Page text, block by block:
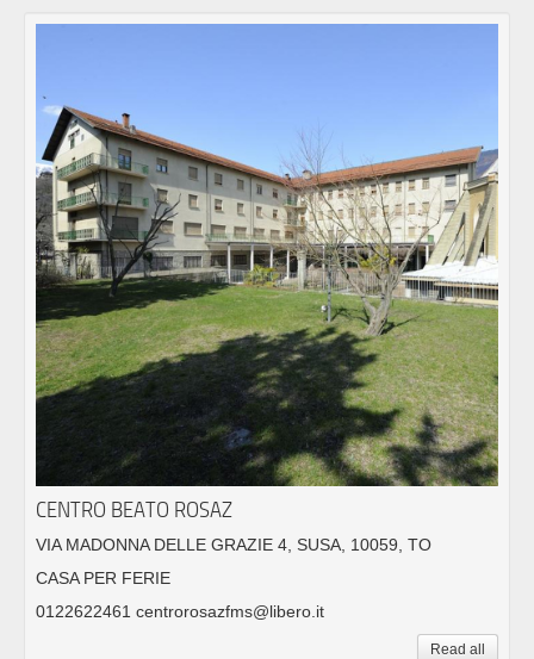
CENTRO BEATO ROSAZ
VIA MADONNA DELLE GRAZIE 4, SUSA, 10059, TO
CASA PER FERIE
0122622461 centrorosazfms@libero.it
Read all